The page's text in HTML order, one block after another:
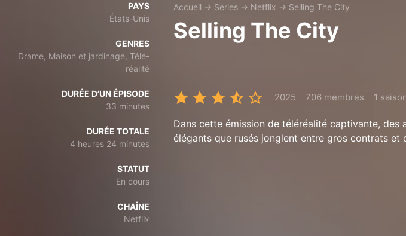
PAYS
États-Unis
GENRES
Drame, Maison et jardinage, Télé-
réalité
DURÉE D’UN ÉPISODE
33 minutes
DURÉE TOTALE
4 heures 24 minutes
STATUT
En cours
CHAÎNE
Netflix
Accueil → Séries → Netflix → Selling The City
Selling The City
2025 706 membres 1
Dans cette émission de téléréalité captivante, des
élégants que rusés jonglent entre gros contrats et